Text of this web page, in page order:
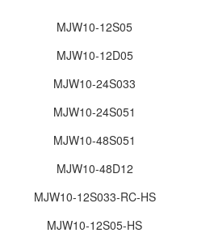
MJW10-12S05
MJW10-12D05
MJW10-24S033
MJW10-24S051
MJW10-48S051
MJW10-48D12
MJW10-12S033-RC-HS
MJW10-12S05-HS